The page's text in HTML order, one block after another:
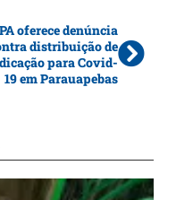
oferece denúncia
distribuição de
para Covid-
19 em Parauapebas